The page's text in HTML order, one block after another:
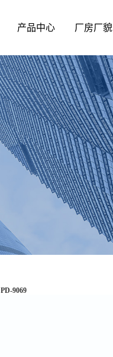
产品中心 厂房厂貌
PD-9069